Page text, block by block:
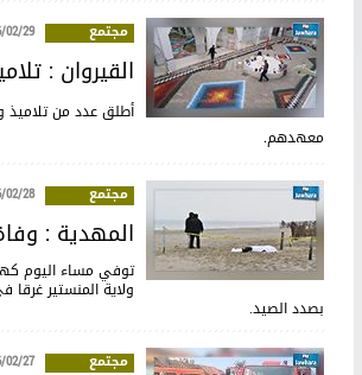
مجتمع 29 13:48
القيروان :
أطلق عدد من تلاميذ
معهدهم.
مجتمع 28 18:10
المهدية :
ولاية المنستير
بصدد الصيد.
مجتمع 27 23:51